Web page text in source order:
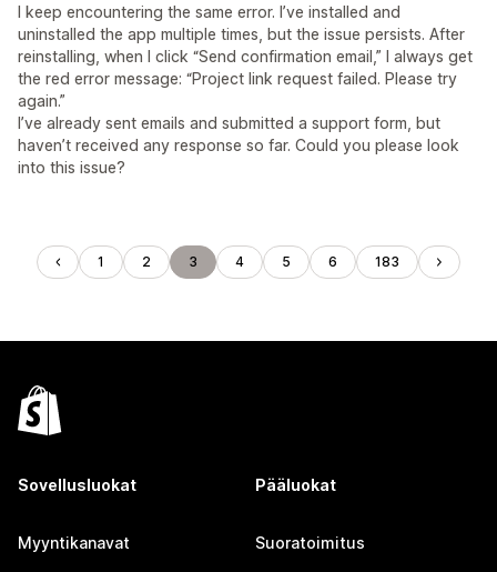
I keep encountering the same error. I’ve installed and
uninstalled the app multiple times, but the issue persists. After
reinstalling, when I click “Send confirmation email,” I always get
the red error message: “Project link request failed. Please try
again.”
I’ve already sent emails and submitted a support form, but
haven’t received any response so far. Could you please look
into this issue?
1 2 3 4 5 6 183
Sovellusluokat
Myyntikanavat
Pääluokat
Suoratoimitus